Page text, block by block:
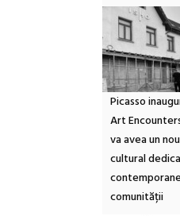
Picasso
Art
va avea un
cultural
comunității